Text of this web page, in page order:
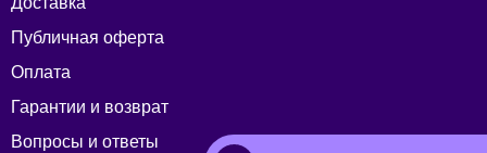
Публичная оферта
Оплата
Гарантии и возврат
Вопросы и ответы